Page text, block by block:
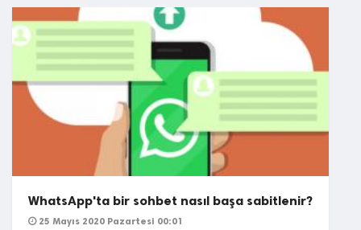
WhatsApp'ta bir sohbet nasıl başa sabitlenir?
25 Mayıs 2020 Pazartesi 00:01